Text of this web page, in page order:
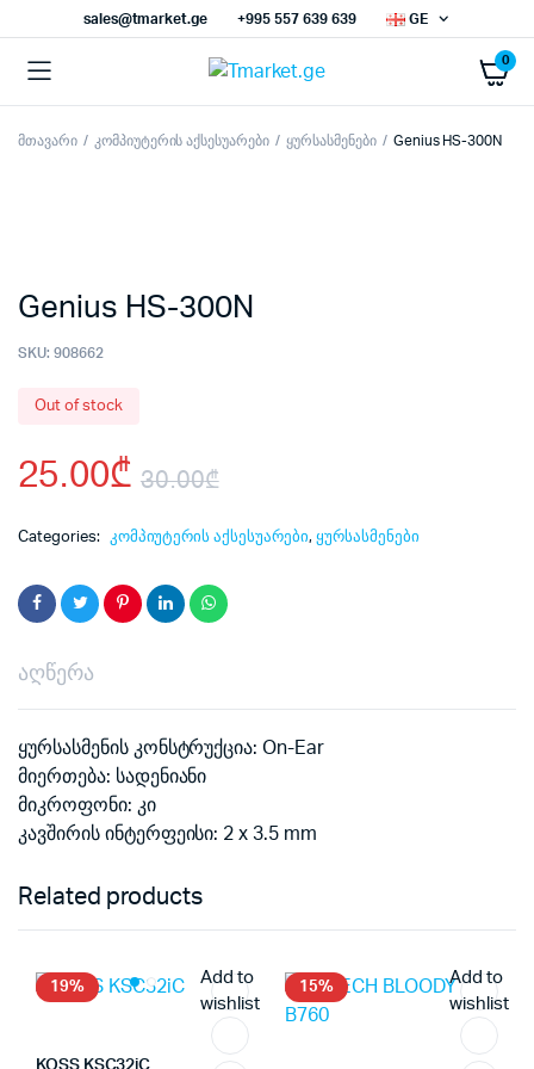
sales@tmarket.ge +995 557 639 639 GE
0
მთავარი კომპიუტერის აქსესუარები ყურსასმენები Genius HS-300N
Genius HS-300N
SKU: 908662
Out of stock
30.00₾
Original
price
was:
25.00₾
Current
price
is:
Categories: კომპიუტერის აქსესუარები, ყურსასმენები
აღწერა
ყურსასმენის კონსტრუქცია: On-Ear
მიერთება: სადენიანი
მიკროფონი: კი
კავშირის ინტერფეისი: 2 x 3.5 mm
Related products
19%
Add to
wishlist
15%
Add to
wishlist